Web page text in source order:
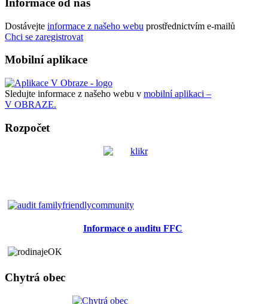
Informace od nás
Dostávejte informace z našeho webu prostřednictvím e-mailů
Chci se zaregistrovat
Mobilní aplikace
Sledujte informace z našeho webu v mobilní aplikaci –
V OBRAZE.
Rozpočet
Informace o auditu FFC
Chytrá obec